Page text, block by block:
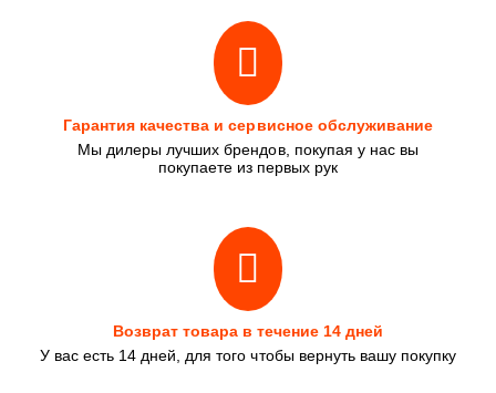
Гарантия качества и сервисное обслуживание
Мы дилеры лучших брендов, покупая у нас вы
покупаете из первых рук
Возврат товара в течение 14 дней
У вас есть 14 дней, для того чтобы вернуть вашу покупку